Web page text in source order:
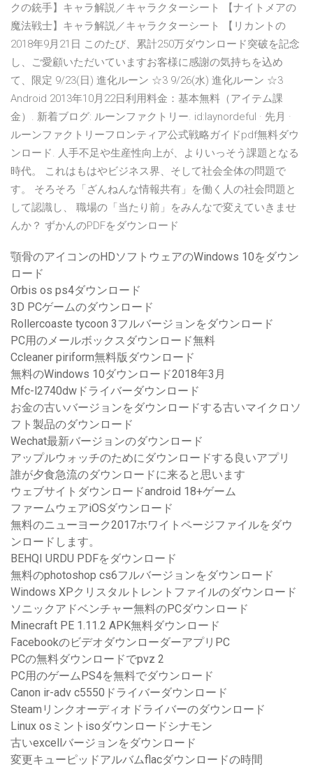
クの銃手】キャラ解説／キャラクターシート 【ナイトメアの
魔法戦士】キャラ解説／キャラクターシート 【リカントの
2018年9月21日 このたび、累計250万ダウンロード突破を記念
し、ご愛顧いただいていますお客様に感謝の気持ちを込め
て、限定 9/23(日) 進化ルーン ☆3 9/26(水) 進化ルーン ☆3
Android 2013年10月22日利用料金：基本無料（アイテム課
金）. 新着ブログ: ルーンファクトリー. id:laynordeful · 先月 ·
ルーンファクトリーフロンティア公式戦略ガイドpdf無料ダウ
ンロード. 人手不足や生産性向上が、よりいっそう課題となる
時代。 これはもはやビジネス界、そして社会全体の問題で
す。 そろそろ「ざんねんな情報共有」を働く人の社会問題と
して認識し、 職場の「当たり前」をみんなで変えていきませ
んか？ ずかんのPDFをダウンロード
顎骨のアイコンのHDソフトウェアのWindows 10をダウン
ロード
Orbis os ps4ダウンロード
3D PCゲームのダウンロード
Rollercoaste tycoon 3フルバージョンをダウンロード
PC用のメールボックスダウンロード無料
Ccleaner piriform無料版ダウンロード
無料のWindows 10ダウンロード2018年3月
Mfc-l2740dwドライバーダウンロード
お金の古いバージョンをダウンロードする古いマイクロソ
フト製品のダウンロード
Wechat最新バージョンのダウンロード
アップルウォッチのためにダウンロードする良いアプリ
誰が夕食急流のダウンロードに来ると思います
ウェブサイトダウンロードandroid 18+ゲーム
ファームウェアiOSダウンロード
無料のニューヨーク2017ホワイトページファイルをダウ
ンロードします。
BEHQI URDU PDFをダウンロード
無料のphotoshop cs6フルバージョンをダウンロード
Windows XPクリスタルトレントファイルのダウンロード
ソニックアドベンチャー無料のPCダウンロード
Minecraft PE 1.11.2 APK無料ダウンロード
FacebookのビデオダウンローダーアプリPC
PCの無料ダウンロードでpvz 2
PC用のゲームPS4を無料でダウンロード
Canon ir-adv c5550ドライバーダウンロード
Steamリンクオーディオドライバーのダウンロード
Linux osミントisoダウンロードシナモン
古いexcellバージョンをダウンロード
変更キューピッドアルバムflacダウンロードの時間